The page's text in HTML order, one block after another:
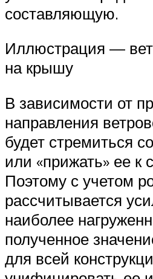
составляющую.
Иллюстрация —
на крышу
В зависимости от
направления
будет стремиться
или «прижать» ее к
Поэтому с учетом
рассчитывается
наиболее
полученное
для всей